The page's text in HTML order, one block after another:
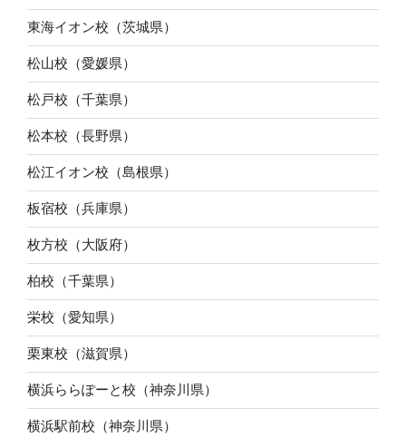
東海イオン校（茨城県）
松山校（愛媛県）
松戸校（千葉県）
松本校（長野県）
松江イオン校（島根県）
板宿校（兵庫県）
枚方校（大阪府）
柏校（千葉県）
栄校（愛知県）
栗東校（滋賀県）
横浜ららぽーと校（神奈川県）
横浜駅前校（神奈川県）